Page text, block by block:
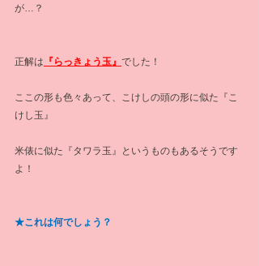
が…？
正解は 『らっきょう玉』 でした！
ここの形も色々あって、こけしの頭の形に似た『こ
けし玉』
米俵に似た『タワラ玉』というものもあるそうです
よ！
★これは何でしょう？